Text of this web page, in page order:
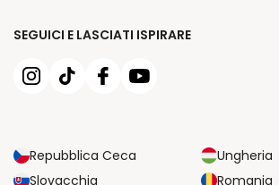
SEGUICI E LASCIATI ISPIRARE
Repubblica Ceca
Ungheria
Slovacchia
Romania